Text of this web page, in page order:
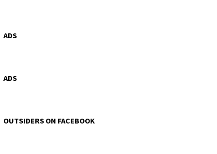
ADS
ADS
OUTSIDERS ON FACEBOOK